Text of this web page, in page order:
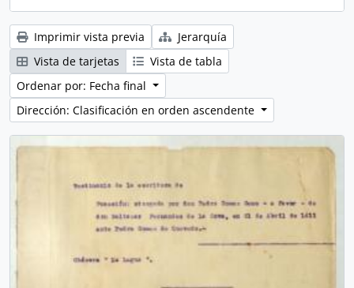
Imprimir vista previa
Jerarquía
Vista de tarjetas
Vista de tabla
Ordenar por: Fecha final
Dirección: Clasificación en orden ascendente